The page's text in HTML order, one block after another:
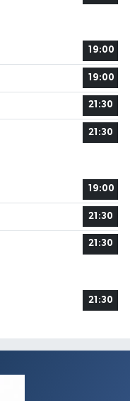
19:00
19:00
21:30
21:30
19:00
21:30
21:30
21:30